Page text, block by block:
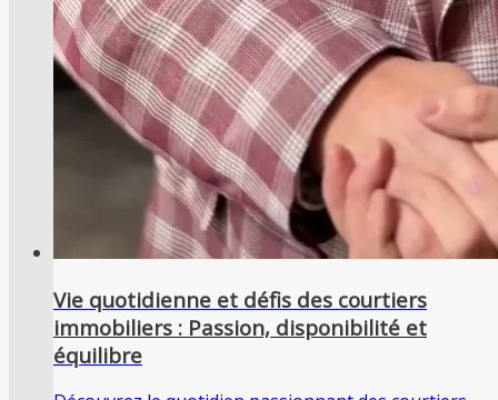
Vie quotidienne et défis des courtiers
immobiliers : Passion, disponibilité et
équilibre